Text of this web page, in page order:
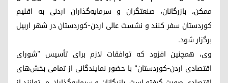
ممکن، بازرگانان، صنعتگران و سرمایه‌گذاران اردنی به اقلیم
کوردستان سفر کنند و نشست عالی اردن-کوردستان در شهر اربیل
برگزار شود.
وی، همچنین افزود که توافقات لازم برای تأسیس "شورای
اقتصادی اردن-کوردستان" با حضور نمایندگانی از تمامی بخش‌های